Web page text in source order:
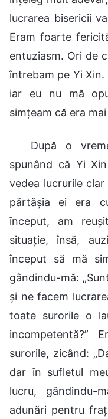
lucrarea bisericii
Eram foarte
entuziasm. Ori de
întrebam pe Yi Xin.
iar eu nu mă
simțeam că era
După o
spunând că Yi
vedea lucrurile
părtășia ei era
început, am
situație, însă,
început să mă
gândindu-mă:
și ne facem
toate surorile o
surorile, zicând:
dar în sufletul
lucru, gândindu-
adunări pentru